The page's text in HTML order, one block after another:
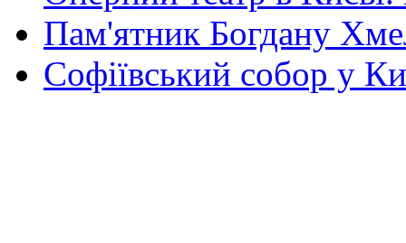
Пам'ятник Богдану
Софіївський собор у